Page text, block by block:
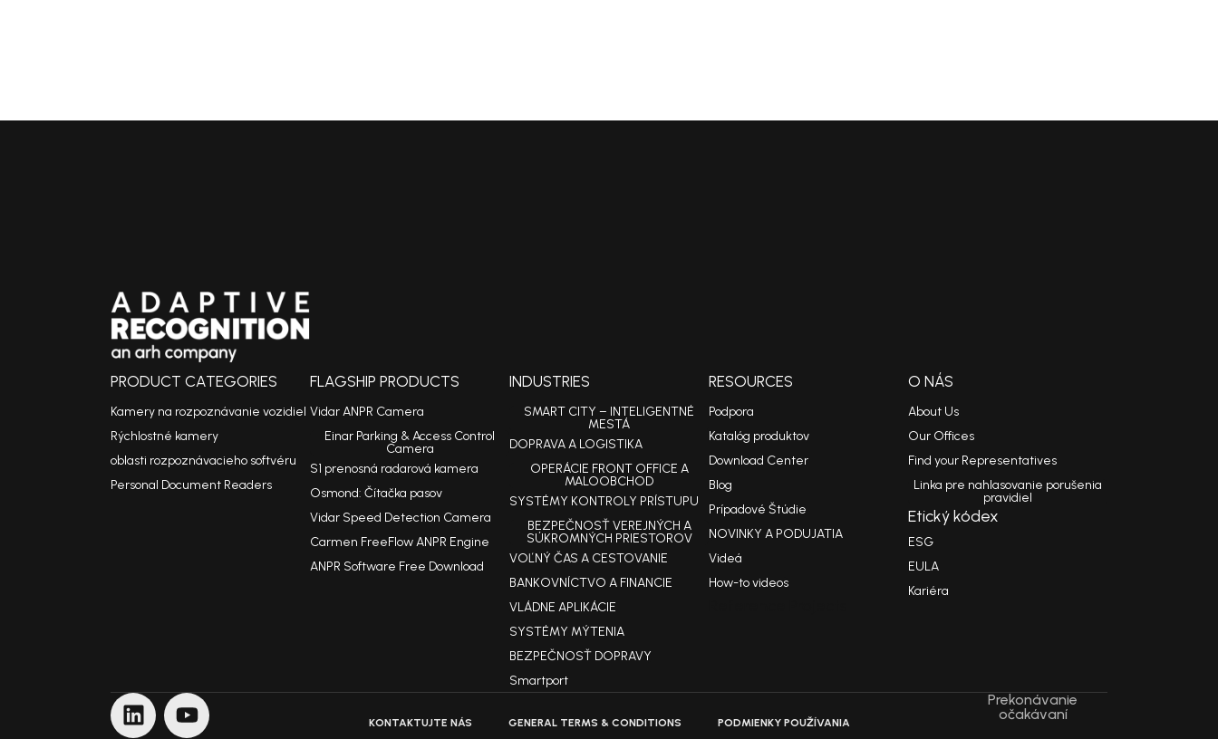
PRODUCT CATEGORIES
Kamery na rozpoznávanie vozidiel
Rýchlostné kamery
oblasti rozpoznávacieho softvéru
Personal Document Readers
FLAGSHIP PRODUCTS
Vidar ANPR Camera
Einar Parking & Access Control
Camera
S1 prenosná radarová kamera
Osmond: Čítačka pasov
Vidar Speed Detection Camera
Carmen FreeFlow ANPR Engine
ANPR Software Free Download
INDUSTRIES
SMART CITY – INTELIGENTNÉ
MESTÁ
DOPRAVA A LOGISTIKA
OPERÁCIE FRONT OFFICE A
MALOOBCHOD
SYSTÉMY KONTROLY PRÍSTUPU
BEZPEČNOSŤ VEREJNÝCH A
SÚKROMNÝCH PRIESTOROV
VOĽNÝ ČAS A CESTOVANIE
BANKOVNÍCTVO A FINANCIE
VLÁDNE APLIKÁCIE
SYSTÉMY MÝTENIA
BEZPEČNOSŤ DOPRAVY
Smartport
RESOURCES
Podpora
Katalóg produktov
Download Center
Blog
Prípadové Štúdie
NOVINKY A PODUJATIA
Videá
How-to videos
O NÁS
About Us
Our Offices
Find your Representatives
Linka pre nahlasovanie porušenia
pravidiel
Etický kódex
ESG
EULA
Kariéra
KONTAKTUJTE NÁS GENERAL TERMS & CONDITIONS PODMIENKY POUŽÍVANIA
Prekonávanie
očakávaní